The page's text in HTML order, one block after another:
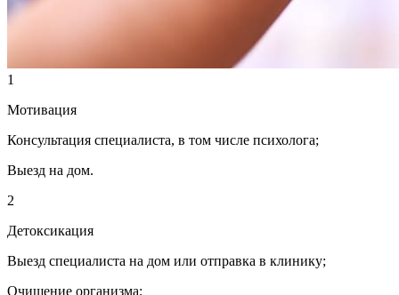
1
Мотивация
Консультация специалиста, в том числе психолога;
Выезд на дом.
2
Детоксикация
Выезд специалиста на дом или отправка в клинику;
Очищение организма;